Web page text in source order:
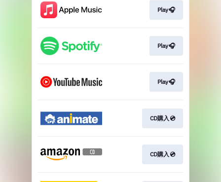
Play🎧
Play🎧
Play🎧
CD購入💿
CD購入💿